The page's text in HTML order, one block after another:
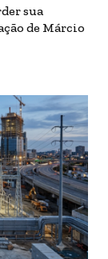
sua
de Márcio